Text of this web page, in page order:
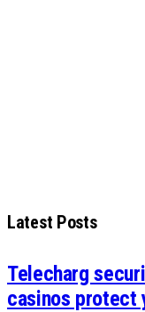
Latest Posts
Telecharg
casinos protect